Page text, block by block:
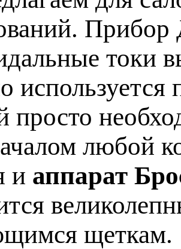
Прибор
токи
используется
просто
любой
и аппарат
щеткам.